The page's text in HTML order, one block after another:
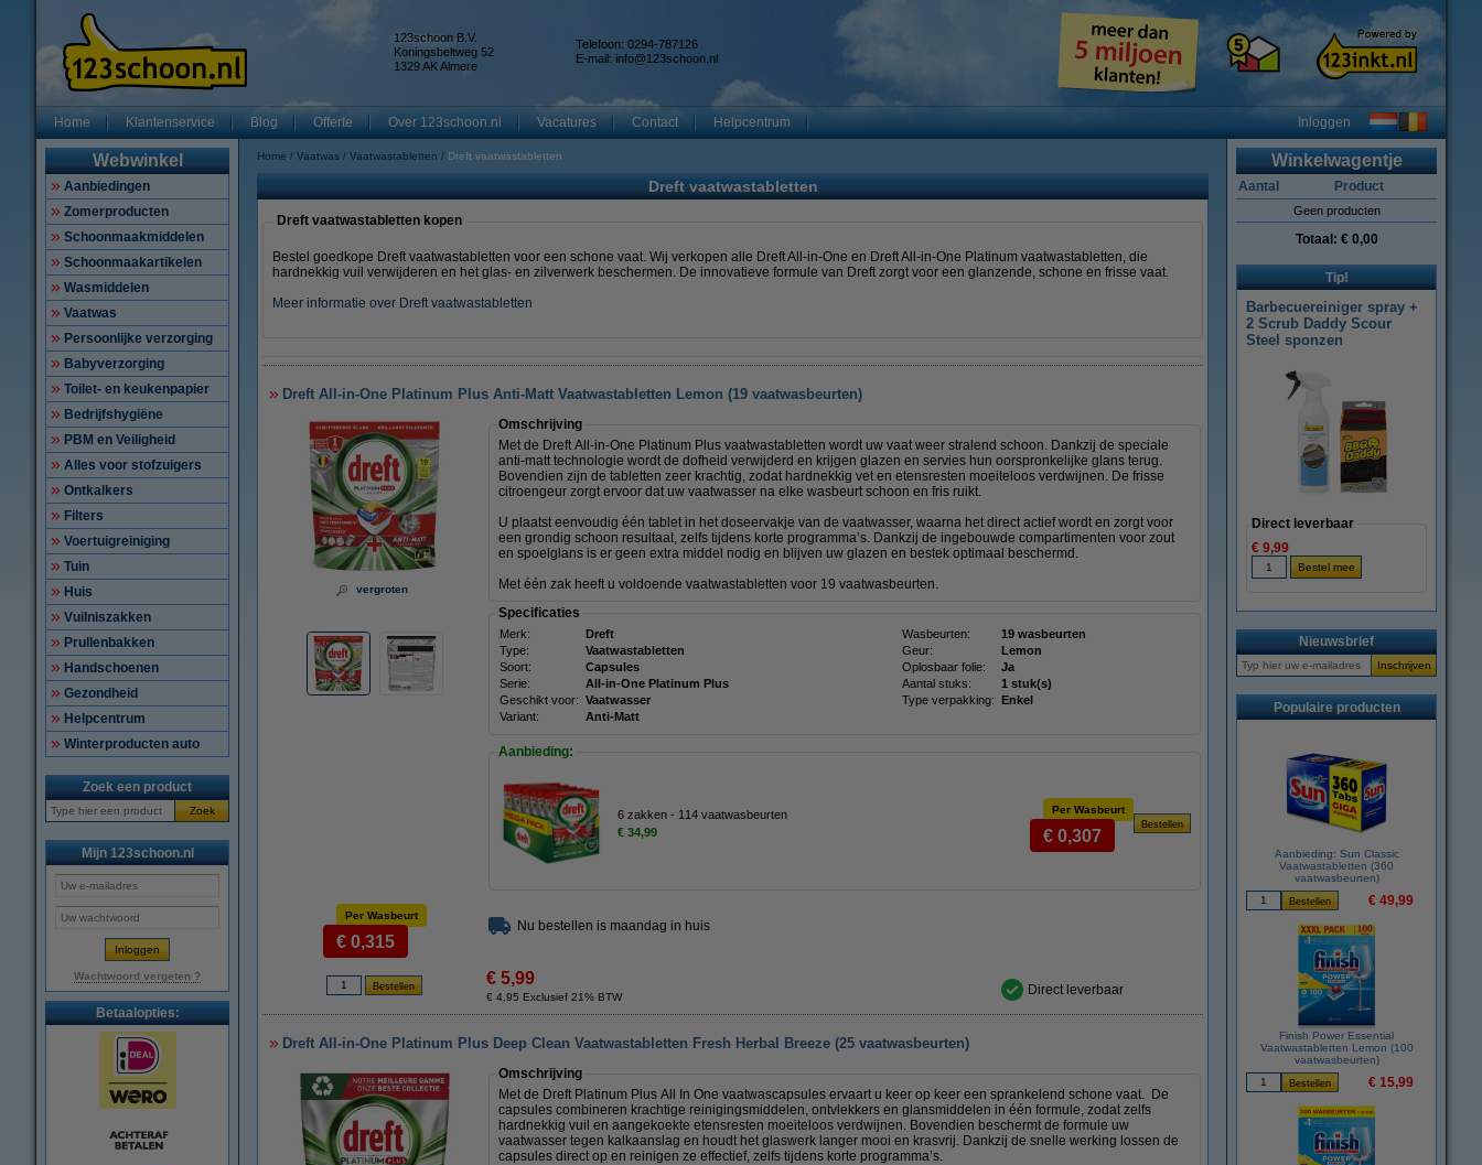
123schoon B.V.
Koningsbeltweg 52
1329 AK Almere
Telefoon: 0294-787126
E-mail: info@123schoon.nl
Home Klantenservice Blog Offerte Over 123schoon.nl Vacatures Contact Helpcentrum Inloggen
Webwinkel
Aanbiedingen
Zomerproducten
Schoonmaakmiddelen
Schoonmaakartikelen
Wasmiddelen
Vaatwas
Persoonlijke verzorging
Babyverzorging
Toilet- en keukenpapier
Bedrijfshygiëne
PBM en Veiligheid
Alles voor stofzuigers
Ontkalkers
Filters
Voertuigreiniging
Tuin
Huis
Vuilniszakken
Prullenbakken
Handschoenen
Gezondheid
Helpcentrum
Winterproducten auto
Zoek een product
Zoek
Mijn 123schoon.nl
Wachtwoord vergeten ?
Betaalopties:
Home Vaatwas Vaatwastabletten Dreft vaatwastabletten
Dreft vaatwastabletten
Dreft vaatwastabletten kopen
Bestel goedkope Dreft vaatwastabletten voor een schone vaat. Wij verkopen alle Dreft All-in-One en Dreft All-in-One Platinum vaatwastabletten, die
hardnekkig vuil verwijderen en het glas- en zilverwerk beschermen. De innovatieve formule van Dreft zorgt voor een glanzende, schone en frisse vaat.
Meer informatie over Dreft vaatwastabletten
Dreft All-in-One Platinum Plus Anti-Matt Vaatwastabletten Lemon (19 vaatwasbeurten)
vergroten
Omschrijving
Met de Dreft All-in-One Platinum Plus vaatwastabletten wordt uw vaat weer stralend schoon. Dankzij de speciale
anti-matt technologie wordt de dofheid verwijderd en krijgen glazen en servies hun oorspronkelijke glans terug.
Bovendien zijn de tabletten zeer krachtig, zodat hardnekkig vet en etensresten moeiteloos verdwijnen. De frisse
citroengeur zorgt ervoor dat uw vaatwasser na elke wasbeurt schoon en fris ruikt.
U plaatst eenvoudig één tablet in het doseervakje van de vaatwasser, waarna het direct actief wordt en zorgt voor
een grondig schoon resultaat, zelfs tijdens korte programma’s. Dankzij de ingebouwde compartimenten voor zout
en spoelglans is er geen extra middel nodig en blijven uw glazen en bestek optimaal beschermd.
Met één zak heeft u voldoende vaatwastabletten voor 19 vaatwasbeurten.
Specificaties
Merk: Dreft Wasbeurten:
19 wasbeurten
Type:
Vaatwastabletten Geur:
Lemon
Soort:
Capsules Oplosbaar folie:
Ja
Serie:
All-in-One Platinum Plus Aantal stuks:
1 stuk(s)
Geschikt voor: Vaatwasser Type verpakking: Enkel
Variant:
Anti-Matt
Aanbieding:
6 zakken - 114 vaatwasbeurten
€ 34,99
Per Wasbeurt
€ 0,307
Per Wasbeurt
€ 0,315
Nu bestellen is maandag in huis
€ 5,99
€ 4,95 Exclusief 21% BTW Direct leverbaar
Dreft All-in-One Platinum Plus Deep Clean Vaatwastabletten Fresh Herbal Breeze (25 vaatwasbeurten)
Omschrijving
Met de Dreft Platinum Plus All In One vaatwascapsules ervaart u keer op keer een sprankelend schone vaat. De
capsules combineren krachtige reinigingsmiddelen, ontvlekkers en glansmiddelen in één formule, zodat zelfs
hardnekkig vuil en aangekoekte etensresten moeiteloos verdwijnen. Bovendien beschermt de formule uw
vaatwasser tegen kalkaanslag en houdt het glaswerk langer mooi en krasvrij. Dankzij de snelle werking lossen de
capsules direct op en reinigen ze effectief, zelfs tijdens korte programma’s.
Winkelwagentje
Aantal Product
Geen producten
Totaal: € 0,00
Tip!
Barbecuereiniger spray +
2 Scrub Daddy Scour
Steel sponzen
Direct leverbaar
€ 9,99
Nieuwsbrief
Populaire producten
Aanbieding: Sun Classic
Vaatwastabletten (360
vaatwasbeurten)
€ 49,99
Finish Power Essential
Vaatwastabletten Lemon (100
vaatwasbeurten)
€ 15,99